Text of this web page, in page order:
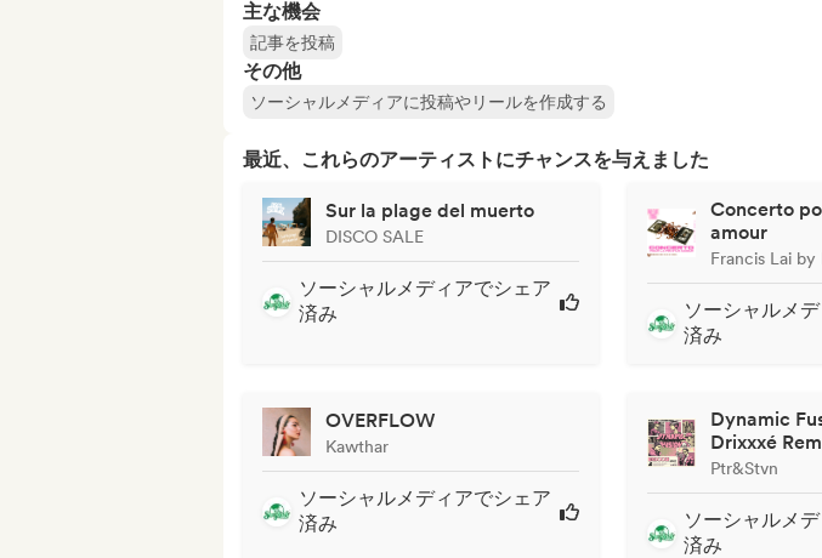
主な機会
記事を投稿
その他
ソーシャルメディアに投稿やリールを作成する
最近、これらのアーティストにチャンスを与えました
Sur la plage del muerto
DISCO SALE
ソーシャルメディアでシェア
済み
Concerto
amour
Francis Lai by
ソーシャルメ
済み
OVERFLOW
Kawthar
ソーシャルメディアでシェア
済み
Dynamic
Drixxxé
Ptr&Stvn
ソーシャルメ
済み